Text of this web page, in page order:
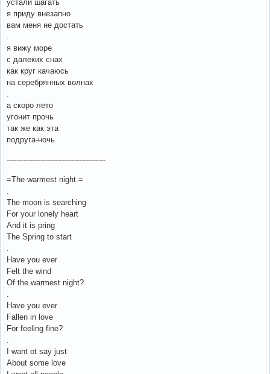
устали шагать
я приду внезапно
вам меня не достать
я вижу море
с далеких снах
как круг качаюсь
на серебрянных волнах
а скоро лето
угонит прочь
так же как эта
подруга-ночь
-----------------------------------------
=The warmest night.=
The moon is searching
For your lonely heart
And it is pring
The Spring to start
Have you ever
Felt the wind
Of the warmest night?
Have you ever
Fallen in love
For feeling fine?
I want ot say just
About some love